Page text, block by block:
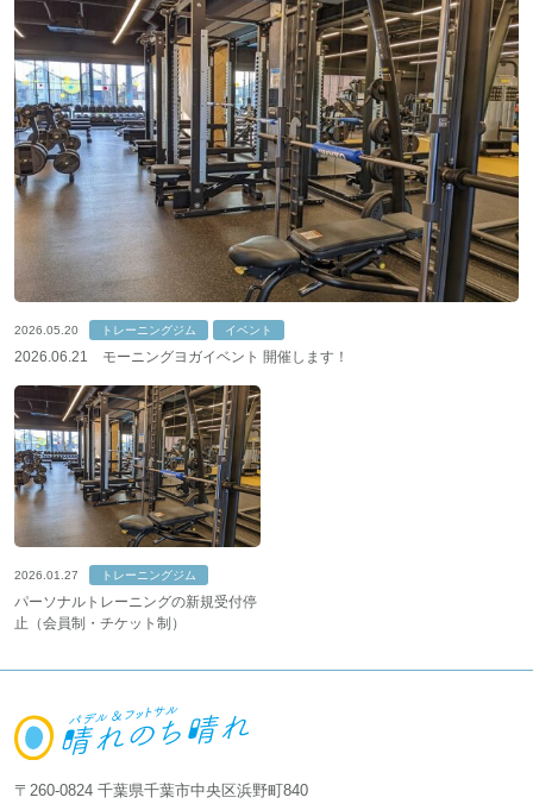
043-308-3137
24時間（スタッフ応対時間 9：00～22：00）
第2・第4月曜日/年末年始/特別休館
閉じる
2026.05.20 トレーニングジム イベント
2026.06.21 モーニングヨガイベント 開催します！
2026.01.27 トレーニングジム
パーソナルトレーニングの新規受付停
止（会員制・チケット制）
〒260-0824 千葉県千葉市中央区浜野町840